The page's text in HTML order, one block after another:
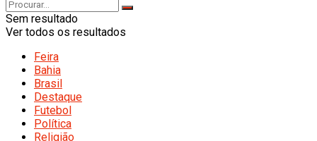
Sem resultado
Ver todos os resultados
Feira
Bahia
Brasil
Destaque
Futebol
Política
Religião